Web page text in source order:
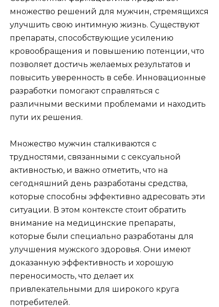
множество решений для мужчин, стремящихся
улучшить свою интимную жизнь. Существуют
препараты, способствующие усилению
кровообращения и повышению потенции, что
позволяет достичь желаемых результатов и
повысить уверенность в себе. Инновационные
разработки помогают справляться с
различными вескими проблемами и находить
пути их решения.
Множество мужчин сталкиваются с
трудностями, связанными с сексуальной
активностью, и важно отметить, что на
сегодняшний день разработаны средства,
которые способны эффективно адресовать эти
ситуации. В этом контексте стоит обратить
внимание на медицинские препараты,
которые были специально разработаны для
улучшения мужского здоровья. Они имеют
доказанную эффективность и хорошую
переносимость, что делает их
привлекательными для широкого круга
потребителей.